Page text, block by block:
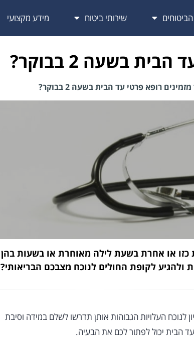
שירותי ביטוח מידע מקצועי
בשעה 2 בבוקר?
רופא פרטי עד הבית בשעה 2 בבוקר?
או אחרת בשעת לילה מאוחרת או בשעות בהן
לקופת החולים לנוכח מצבכם הבריאותי?
העלויות הגבוהות אותן תדרשו לשלם במידה וסיבת
עד הבית יכול לפתור לכם את הבעיה.